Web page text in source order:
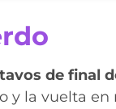
de final
y la vuelta en